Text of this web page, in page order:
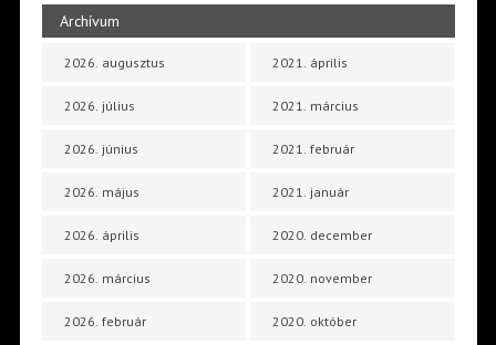
Archívum
2026. augusztus
2026. július
2026. június
2026. május
2026. április
2026. március
2026. február
2021. április
2021. március
2021. február
2021. január
2020. december
2020. november
2020. október